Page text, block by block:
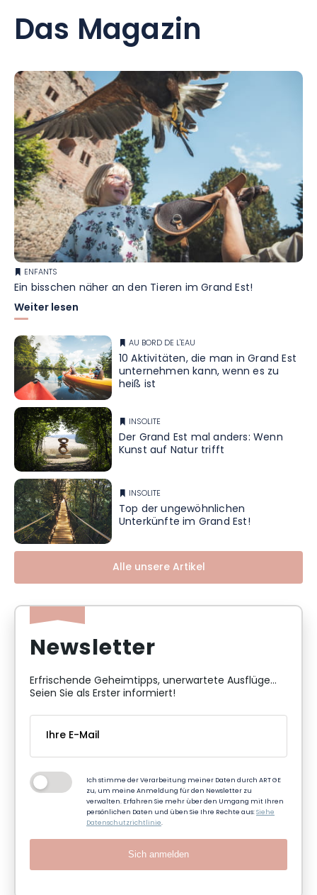
Das Magazin
ENFANTS
Ein bisschen näher an den Tieren im Grand Est!
Weiter lesen
AU BORD DE L'EAU
10 Aktivitäten, die man in Grand Est
unternehmen kann, wenn es zu
heiß ist
INSOLITE
Der Grand Est mal anders: Wenn
Kunst auf Natur trifft
INSOLITE
Top der ungewöhnlichen
Unterkünfte im Grand Est!
Alle unsere Artikel
Newsletter
Erfrischende Geheimtipps, unerwartete Ausflüge...
Seien Sie als Erster informiert!
Ich stimme der Verarbeitung meiner Daten durch ART GE
zu, um meine Anmeldung für den Newsletter zu
verwalten. Erfahren Sie mehr über den Umgang mit Ihren
persönlichen Daten und üben Sie Ihre Rechte aus:Siehe
Datenschutzrichtlinie.
Sich anmelden